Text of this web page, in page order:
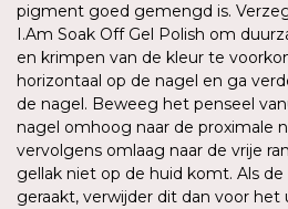
pigment goed gemengd is.
I.Am Soak Off Gel Polish om
en krimpen van de kleur te
horizontaal op de nagel en ga
de nagel. Beweeg het penseel
nagel omhoog naar de proximale
vervolgens omlaag naar de vrije
gellak niet op de huid komt. Als
geraakt, verwijder dit dan voor het